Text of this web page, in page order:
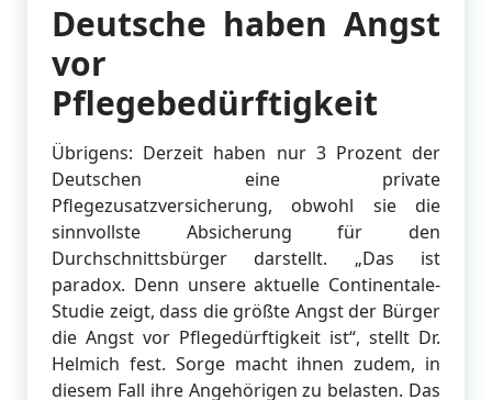
Deutsche haben Angst
vor
Pflegebedürftigkeit
Übrigens: Derzeit haben nur 3 Prozent der
Deutschen eine private
Pflegezusatzversicherung, obwohl sie die
sinnvollste Absicherung für den
Durchschnittsbürger darstellt. „Das ist
paradox. Denn unsere aktuelle Continentale-
Studie zeigt, dass die größte Angst der Bürger
die Angst vor Pflegedürftigkeit ist“, stellt Dr.
Helmich fest. Sorge macht ihnen zudem, in
diesem Fall ihre Angehörigen zu belasten. Das